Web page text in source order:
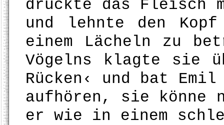
drückte das Fleisch
und lehnte den
einem Lächeln zu
Vögelns klagte sie
Rücken‹ und bat
aufhören, sie könne
er wie in einem